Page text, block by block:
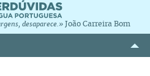
desaparece.» João Carreira Bom